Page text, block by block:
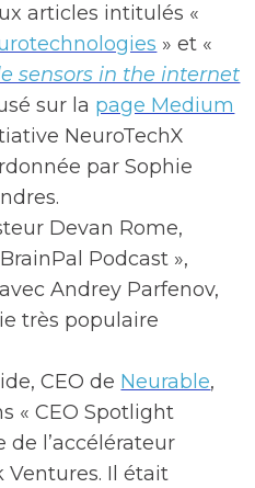
articles intitulés «
» et «
sensors in the internet
sur la page Medium
NeuroTechX
par Sophie
Devan Rome,
Podcast »,
Andrey Parfenov,
très populaire
CEO de Neurable,
« CEO Spotlight
de l’accélérateur
Ventures. Il était